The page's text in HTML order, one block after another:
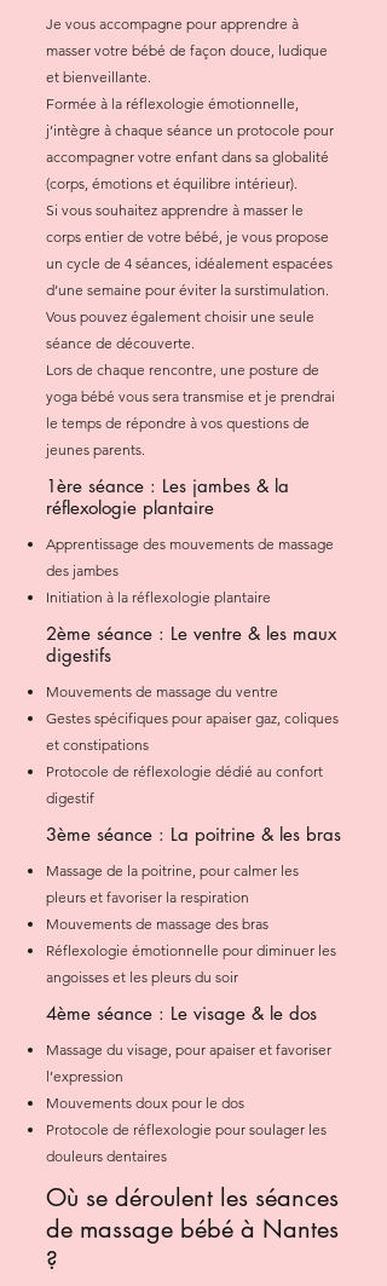
Je vous accompagne pour apprendre à
masser votre bébé de façon douce, ludique
et bienveillante.
Formée à la réflexologie émotionnelle,
j’intègre à chaque séance un protocole pour
accompagner votre enfant dans sa globalité
(corps, émotions et équilibre intérieur).
Si vous souhaitez apprendre à masser le
corps entier de votre bébé, je vous propose
un cycle de 4 séances, idéalement espacées
d’une semaine pour éviter la surstimulation.
Vous pouvez également choisir une seule
séance de découverte.
Lors de chaque rencontre, une posture de
yoga bébé vous sera transmise et je prendrai
le temps de répondre à vos questions de
jeunes parents.
1ère séance : Les jambes & la
réflexologie plantaire
Apprentissage des mouvements de massage
des jambes
Initiation à la réflexologie plantaire
2ème séance : Le ventre & les maux
digestifs
Mouvements de massage du ventre
Gestes spécifiques pour apaiser gaz, coliques
et constipations
Protocole de réflexologie dédié au confort
digestif
3ème séance : La poitrine & les bras
Massage de la poitrine, pour calmer les
pleurs et favoriser la respiration
Mouvements de massage des bras
Réflexologie émotionnelle pour diminuer les
angoisses et les pleurs du soir
4ème séance : Le visage & le dos
Massage du visage, pour apaiser et favoriser
l’expression
Mouvements doux pour le dos
Protocole de réflexologie pour soulager les
douleurs dentaires
Où se déroulent les séances
de massage bébé à Nantes
?